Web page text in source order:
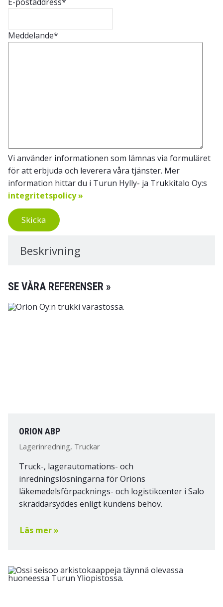
Meddelande*
Vi använder informationen som lämnas via formuläret
för att erbjuda och leverera våra tjänster. Mer
information hittar du i Turun Hylly- ja Trukkitalo Oy:s
integritetspolicy »
Skicka
Beskrivning
SE VÅRA REFERENSER »
ORION ABP
Lagerinredning, Truckar
Truck-, lagerautomations- och
inredningslösningarna för Orions
läkemedelsförpacknings- och logistikcenter i Salo
skräddarsyddes enligt kundens behov.
Läs mer »